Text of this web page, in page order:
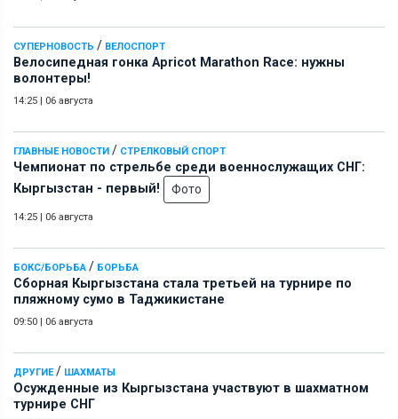
СУПЕРНОВОСТЬ / ВЕЛОСПОРТ
Велосипедная гонка Apricot Marathon Race: нужны
волонтеры!
14:25 | 06 августа
ГЛАВНЫЕ НОВОСТИ / СТРЕЛКОВЫЙ СПОРТ
Чемпионат по стрельбе среди военнослужащих СНГ:
Кыргызстан - первый!
Фото
14:25 | 06 августа
БОКС/БОРЬБА / БОРЬБА
Сборная Кыргызстана стала третьей на турнире по
пляжному сумо в Таджикистане
09:50 | 06 августа
ДРУГИЕ/ ШАХМАТЫ
Осужденные из Кыргызстана участвуют в шахматном
турнире СНГ